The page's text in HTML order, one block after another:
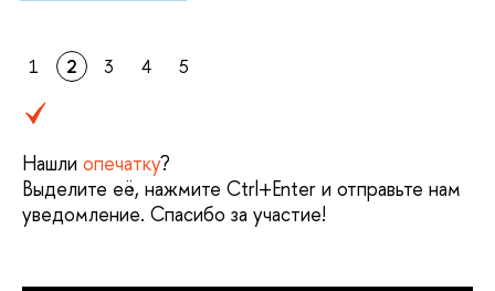
1 2 3 4 5
Нашли опечатку?
Выделите её, нажмите Ctrl+Enter и отправьте нам
уведомление. Спасибо за участие!